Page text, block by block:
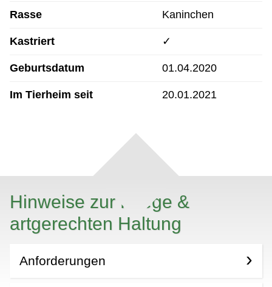
Rasse Kaninchen
Kastriert ✓
Geburtsdatum 01.04.2020
Im Tierheim seit 20.01.2021
Hinweise zur Pflege &
artgerechten Haltung
Anforderungen